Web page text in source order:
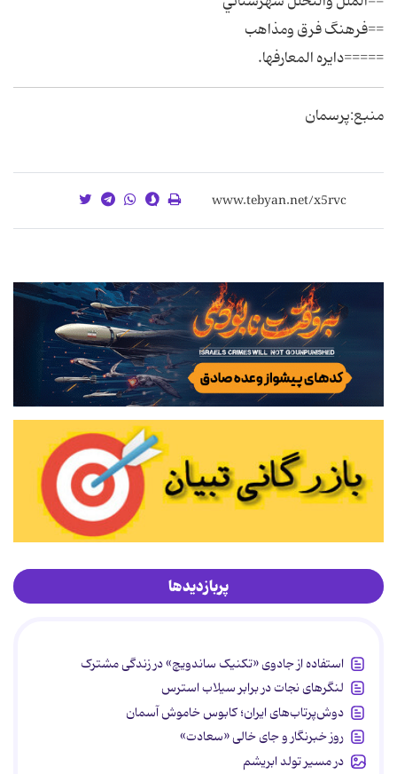
==فرهنگ فرق ومذاهب
=====دايره المعارفها.
منبع:پرسمان
پربازدیدها
استفاده از جادوی «تکنیک ساندویچ» در زندگی مشترک
لنگرهای نجات در برابر سیلاب استرس
دوش‌پرتاب‌های ایران؛ کابوس خاموش آسمان
روز خبرنگار و جای خالی «سعادت»
در مسیر تولد ابریشم